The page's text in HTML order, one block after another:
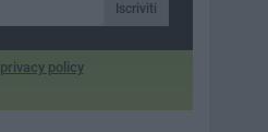
Iscriviti
privacy policy